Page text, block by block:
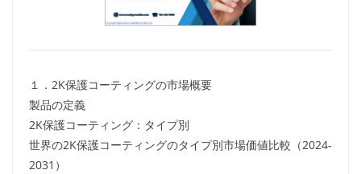
１．2K保護コーティングの市場概要
製品の定義
2K保護コーティング：タイプ別
世界の2K保護コーティングのタイプ別市場価値比較（2024-
2031）